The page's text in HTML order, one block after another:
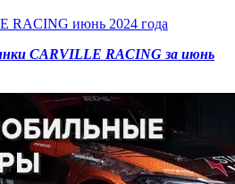
RACING июнь 2024 года
CARVILLE RACING за июнь